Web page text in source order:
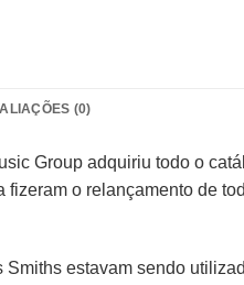
(0)
Group adquiriu todo o
o relançamento de
estavam sendo